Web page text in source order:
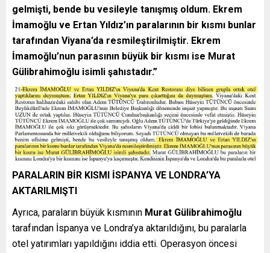
gelmişti, bende bu vesileyle tanışmış oldum. Ekrem
İmamoğlu ve Ertan Yıldız’ın paralarının bir kısmı bunlar
tarafından Viyana’da resmileştirilmiştir. Ekrem
İmamoğlu’nun parasının büyük bir kısmı ise Murat
Gülibrahimoğlu isimli şahıstadır.”
PARALARIN BİR KISMI İSPANYA VE LONDRA’YA
AKTARILMIŞTI
Ayrıca, paraların büyük kısmının Murat Gülibrahimoğlu
tarafından İspanya ve Londra’ya aktarıldığını, bu paralarla
otel yatırımları yapıldığını iddia etti. Operasyon öncesi